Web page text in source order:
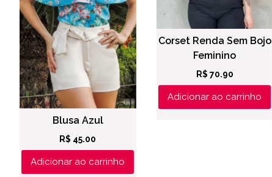
Blusa Azul
R$ 45.00
Adicionar ao carrinho
Corset Renda Sem Bojo
Feminino
R$ 70.90
Adicionar ao carrinho